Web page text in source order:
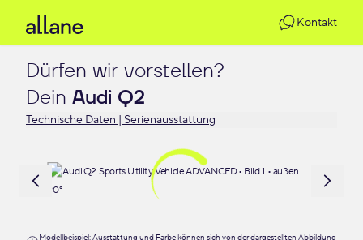
Kontakt
Dürfen wir vorstellen?
Dein Audi Q2
Technische Daten | Serienausstattung
Modellbeispiel: Ausstattung und Farbe können sich von der dargestellten Abbildung